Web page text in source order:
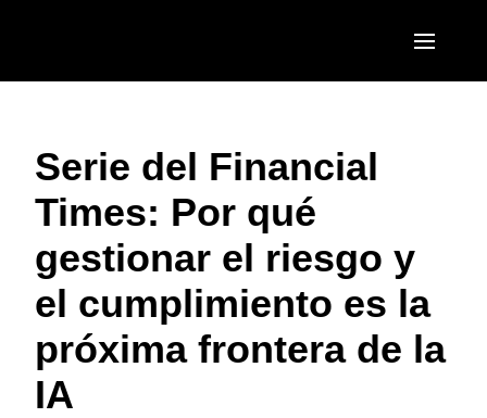
United States (English)
Canada (English)
Canada (Français)
México (Español)
EUROPE
United Kingdom (English)
France (Français)
Deutschland (Deutsch)
Italia (Italiano)
ASIA PACIFIC
Serie del Financial
Times: Por qué
gestionar el riesgo y
el cumplimiento es la
próxima frontera de la
IA